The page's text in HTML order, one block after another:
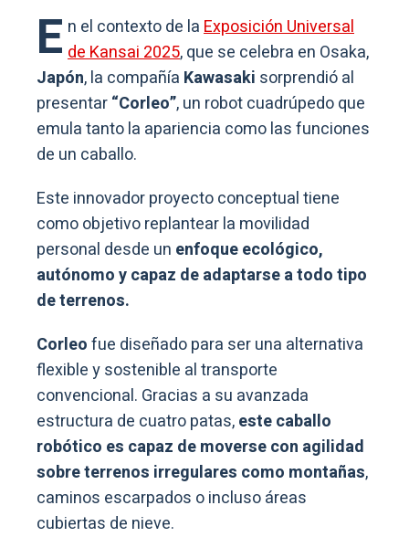
E n el contexto de laExposición Universal
de Kansai 2025, que se celebra en Osaka,
Japón, la compañía Kawasaki sorprendió al
presentar“Corleo”, un robot cuadrúpedo que
emula tanto la apariencia como las funciones
de un caballo.
Este innovador proyecto conceptual tiene
como objetivo replantear la movilidad
personal desde un enfoque ecológico,
autónomo y capaz de adaptarse a todo tipo
de terrenos.
Corleofue diseñado para ser una alternativa
flexible y sostenible al transporte
convencional. Gracias a su avanzada
estructura de cuatro patas,este caballo
robótico es capaz de moverse con agilidad
sobre terrenos irregulares como montañas,
caminos escarpados o incluso áreas
cubiertas de nieve.